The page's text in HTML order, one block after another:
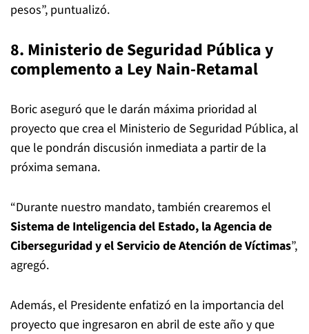
pesos”, puntualizó.
8. Ministerio de Seguridad Pública y
complemento a Ley Nain-Retamal
Boric aseguró que le darán máxima prioridad al
proyecto que crea el Ministerio de Seguridad Pública, al
que le pondrán discusión inmediata a partir de la
próxima semana.
“Durante nuestro mandato, también crearemos el
Sistema de Inteligencia del Estado, la Agencia de
Ciberseguridad y el Servicio de Atención de Víctimas”,
agregó.
Además, el Presidente enfatizó en la importancia del
proyecto que ingresaron en abril de este año y que